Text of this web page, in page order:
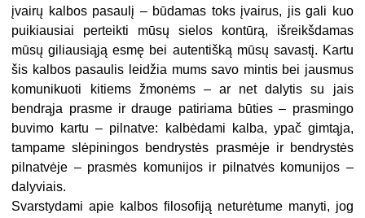
įvairų kalbos pasaulį – būdamas toks įvairus, jis gali kuo
puikiausiai perteikti mūsų sielos kontūrą, išreikšdamas
mūsų giliausiąją esmę bei autentišką mūsų savastį. Kartu
šis kalbos pasaulis leidžia mums savo mintis bei jausmus
komunikuoti kitiems žmonėms – ar net dalytis su jais
bendrąja prasme ir drauge patiriama būties – prasmingo
buvimo kartu – pilnatve: kalbėdami kalba, ypač gimtąja,
tampame slėpiningos bendrystės prasmėje ir bendrystės
pilnatvėje – prasmės komunijos ir pilnatvės komunijos –
dalyviais.
Svarstydami apie kalbos filosofiją neturėtume manyti, jog